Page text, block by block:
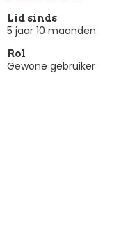
Lid sinds
5 jaar 10 maanden
Rol
Gewone gebruiker